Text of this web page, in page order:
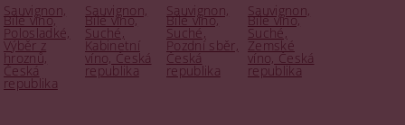
Sauvignon,
Bílé víno,
Polosladké,
Výběr z
hroznů,
Česká
republika
Sauvignon,
Bílé víno,
Suché,
Kabinetní
víno, Česká
republika
Sauvignon,
Bílé víno,
Suché,
Pozdní sběr,
Česká
republika
Sauvignon,
Bílé víno,
Suché,
Zemské
víno, Česká
republika